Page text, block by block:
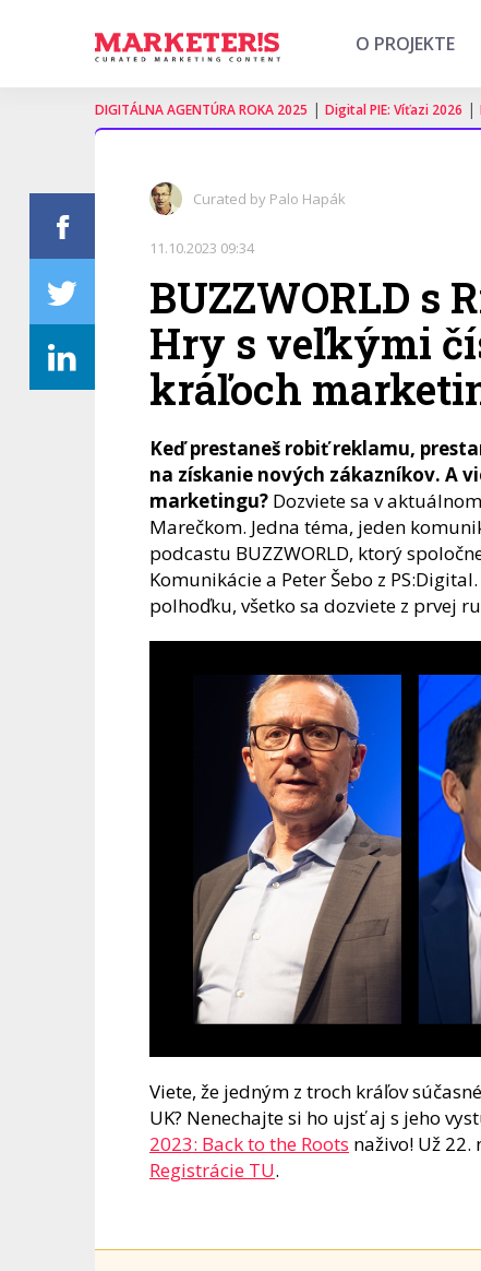
O PROJEKTE
DIGITÁLNA AGENTÚRA ROKA 2025 | Digital PIE: Víťazi 2026 |
Curated by Palo Hapák
11.10.2023 09:34
BUZZWORLD s
Hry s veľkými
kráľoch
Keď prestaneš robiť reklamu,
na získanie nových zákazníkov. A
marketingu? Dozviete sa v
Marečkom. Jedna téma, jeden
podcastu BUZZWORLD, ktorý
Komunikácie a Peter Šebo z PS:Digital.
polhoďku, všetko sa dozviete z prvej
Viete, že jedným z troch kráľov
UK? Nenechajte si ho ujsť aj s jeho
2023: Back to the Roots naživo! Už
Registrácie TU.